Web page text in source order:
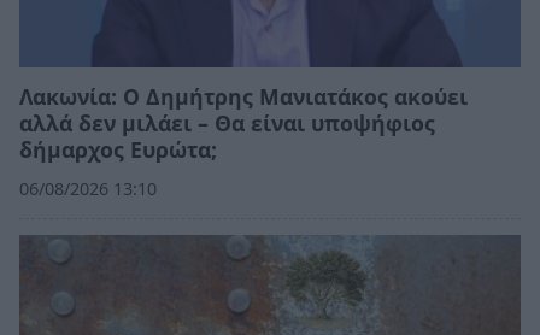
Λακωνία: Ο Δημήτρης Μανιατάκος ακούει
αλλά δεν μιλάει – Θα είναι υποψήφιος
δήμαρχος Ευρώτα;
06/08/2026 13:10